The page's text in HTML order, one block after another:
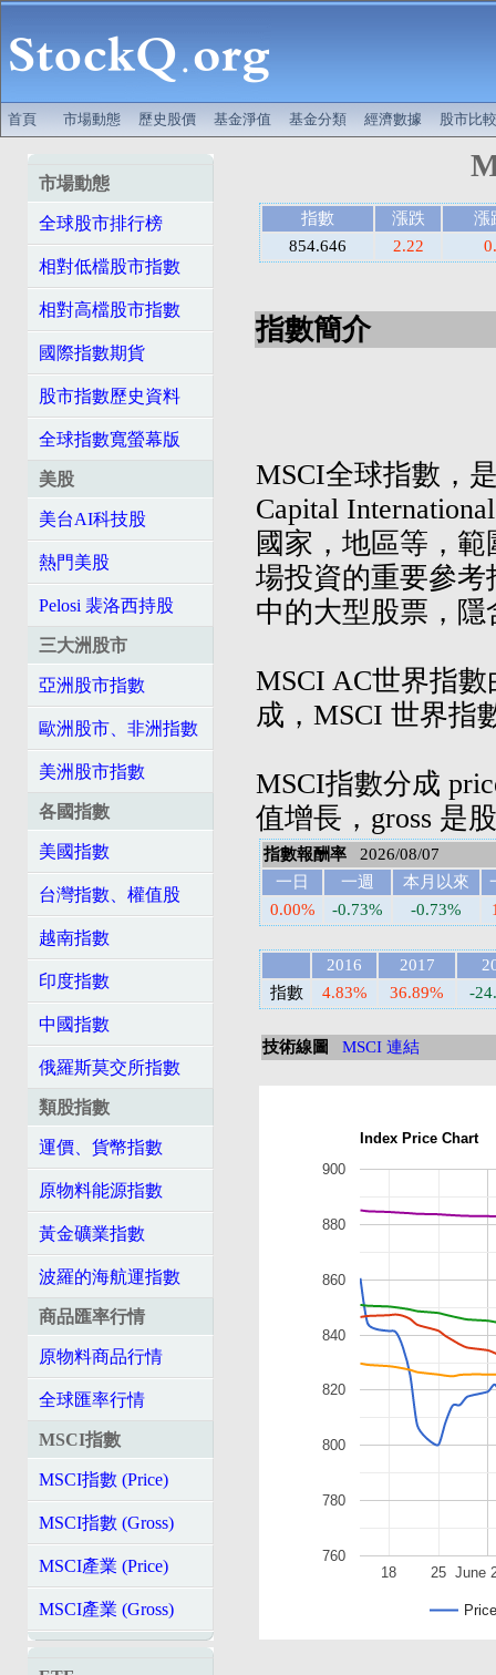
首頁 市場動態 歷史股價 基金淨值 基金分類 經濟數據 股市比較
市場動態
全球股市排行榜
相對低檔股市指數
相對高檔股市指數
國際指數期貨
股市指數歷史資料
全球指數寬螢幕版
美股
美台AI科技股
熱門美股
Pelosi 裴洛西持股
三大洲股市
亞洲股市指數
歐洲股市、非洲指數
美洲股市指數
各國指數
美國指數
台灣指數、權值股
越南指數
印度指數
中國指數
俄羅斯莫交所指數
類股指數
運價、貨幣指數
原物料能源指數
黃金礦業指數
波羅的海航運指數
商品匯率行情
原物料商品行情
全球匯率行情
MSCI指數
MSCI指數 (Price)
MSCI指數 (Gross)
MSCI產業 (Price)
MSCI產業 (Gross)
指數 漲跌
漲
854.646
2.22
指數簡介
MSCI全球指數，
Capital
國家，地區等，
場投資的重要參
中的大型股票，
MSCI AC世界指
成，MSCI 世界指
MSCI指數分成
值增長，gross 是
指數報酬率 2026/08/07
一日
一週 本月以來
0.00%
-0.73% -0.73%
2016 2017
指數
4.83% 36.89% -
技術線圖 MSCI 連結
Index Price Chart
Price
June
18 25
760
780
800
820
840
860
880
900